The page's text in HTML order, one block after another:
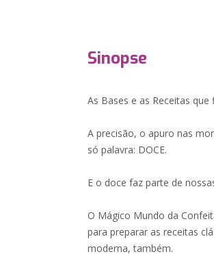
Sinopse
As Bases e as Receitas
A precisão, o apuro nas
só palavra: DOCE.
E o doce faz parte de
O Mágico Mundo da
para preparar as receitas
moderna, também.